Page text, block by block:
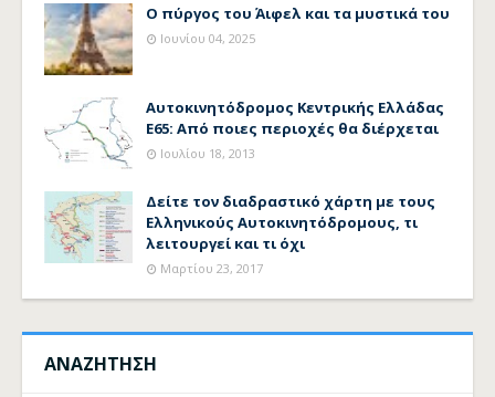
Ο πύργος του Άιφελ και τα μυστικά του
Ιουνίου 04, 2025
Αυτοκινητόδρομος Κεντρικής Ελλάδας
Ε65: Από ποιες περιοχές θα διέρχεται
Ιουλίου 18, 2013
Δείτε τον διαδραστικό χάρτη με τους
Ελληνικούς Αυτοκινητόδρομους, τι
λειτουργεί και τι όχι
Μαρτίου 23, 2017
ΑΝΑΖΗΤΗΣΗ